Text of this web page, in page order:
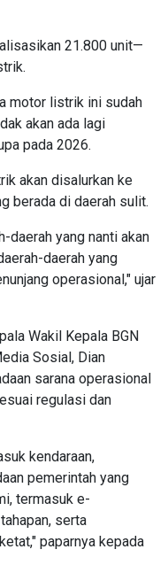
21.800 unit—
motor listrik ini sudah
akan ada lagi
pada 2026.
akan disalurkan ke
berada di daerah sulit.
daerah yang nanti akan
daerah yang
operasional," ujar
Wakil Kepala BGN
Sosial, Dian
sarana operasional
regulasi dan
kendaraan,
pemerintah yang
termasuk e-
serta
paparnya kepada